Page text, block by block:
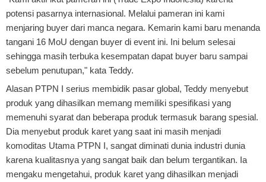
potensi pasarnya internasional. Melalui pameran ini kami
menjaring buyer dari manca negara. Kemarin kami baru menanda
tangani 16 MoU dengan buyer di event ini. Ini belum selesai
sehingga masih terbuka kesempatan dapat buyer baru sampai
sebelum penutupan," kata Teddy.
Alasan PTPN I serius membidik pasar global, Teddy menyebut
produk yang dihasilkan memang memiliki spesifikasi yang
memenuhi syarat dan beberapa produk termasuk barang spesial.
Dia menyebut produk karet yang saat ini masih menjadi
komoditas Utama PTPN I, sangat diminati dunia industri dunia
karena kualitasnya yang sangat baik dan belum tergantikan. Ia
mengaku mengetahui, produk karet yang dihasilkan menjadi